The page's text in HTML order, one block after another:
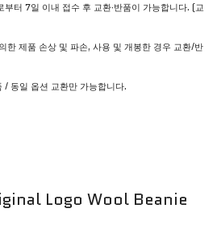
터 7일 이내 접수 후 교환∙반품이 가능합니다. (교
한 제품 손상 및 파손, 사용 및 개봉한 경우 교환/반
동일 옵션 교환만 가능합니다.
Logo Wool Beanie